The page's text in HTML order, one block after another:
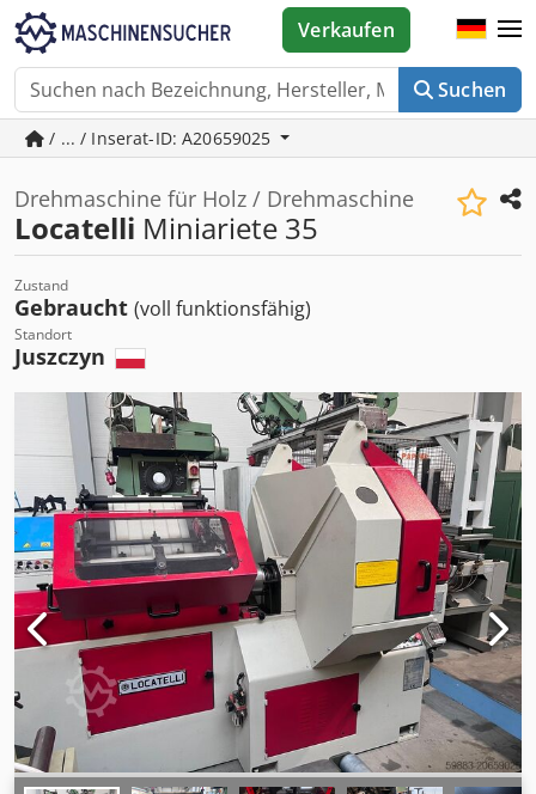
Suchen
Verkaufen
/ ... / Inserat-ID: A20659025
Drehmaschine für Holz / Drehmaschine
Locatelli Miniariete 35
Zustand
Gebraucht (voll funktionsfähig)
Standort
Juszczyn